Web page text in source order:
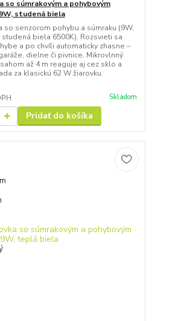
so súmrakovým a pohybovým
studená biela
so senzorom pohybu a súmraku (9W,
studená biela 6500K). Rozsvieti sa
a po chvíli automaticky zhasne –
dielne či pivnice. Mikrovlnný
až 4 m reaguje aj cez sklo a
za klasickú 62 W žiarovku.
Skladom
Pridať do košíka